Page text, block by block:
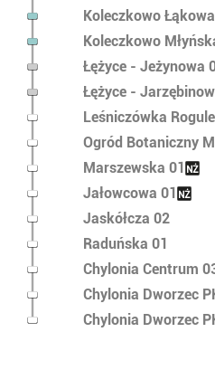
Koleczkowo
Koleczkowo
Łężyce - Jeżynowa
Łężyce -
Leśniczówka
Ogród Botaniczny
Marszewska 01
Jałowcowa 01
Jaskółcza 02
Raduńska 01
Chylonia Centrum
Chylonia Dworzec
Chylonia Dworzec